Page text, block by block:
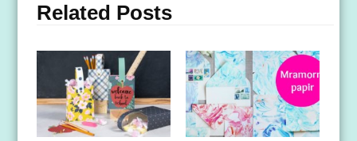
Related Posts